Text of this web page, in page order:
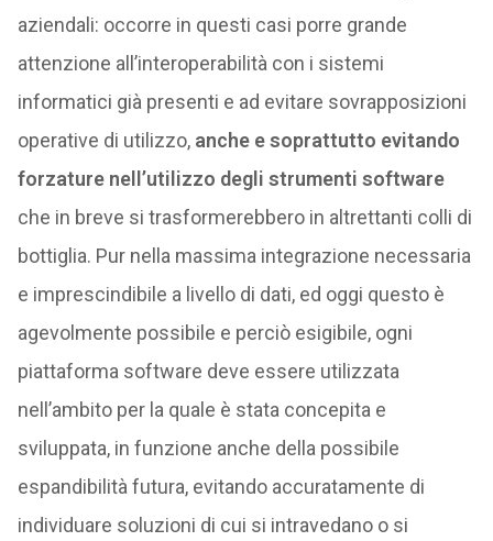
aziendali: occorre in questi casi porre grande
attenzione all’interoperabilità con i sistemi
informatici già presenti e ad evitare sovrapposizioni
operative di utilizzo, anche e soprattutto evitando
forzature nell’utilizzo degli strumenti software
che in breve si trasformerebbero in altrettanti colli di
bottiglia. Pur nella massima integrazione necessaria
e imprescindibile a livello di dati, ed oggi questo è
agevolmente possibile e perciò esigibile, ogni
piattaforma software deve essere utilizzata
nell’ambito per la quale è stata concepita e
sviluppata, in funzione anche della possibile
espandibilità futura, evitando accuratamente di
individuare soluzioni di cui si intravedano o si